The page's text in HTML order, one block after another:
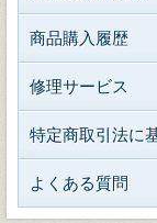
商品購入履歴
修理サービス
特定商取引法に
よくある質問